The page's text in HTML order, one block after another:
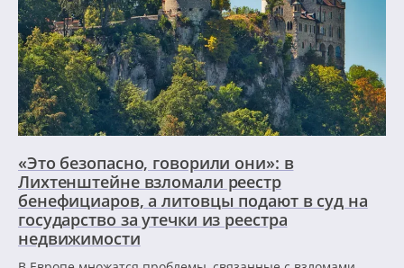
«Это безопасно, говорили они»: в
Лихтенштейне взломали реестр
бенефициаров, а литовцы подают в суд на
государство за утечки из реестра
недвижимости